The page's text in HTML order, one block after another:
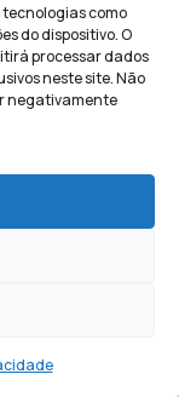
como
do dispositivo. O
processar dados
neste site. Não
negativamente